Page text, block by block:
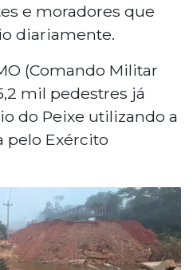
e moradores que
diariamente.
(Comando Militar
mil pedestres já
do Peixe utilizando a
pelo Exército